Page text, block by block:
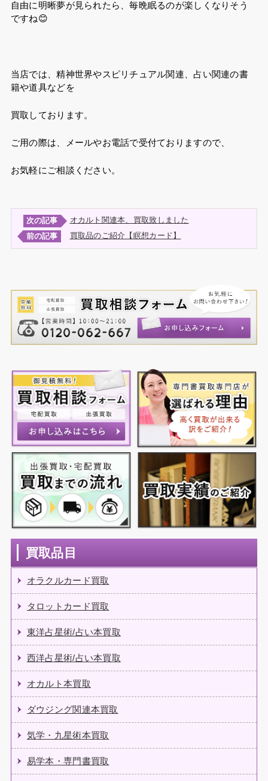
自由に明晰夢が見られたら、毎晩眠るのが楽しくなりそう
ですね😊
当店では、精神世界やスピリチュアル関連、占い関連の書
籍や道具などを
買取しております。
ご用の際は、メールやお電話で受付ておりますので、
お気軽にご相談ください。
次の記事
オカルト関連本、買取致しました
前の記事
買取品のご紹介【瞑想カード】
買取品目
オラクルカード買取
タロットカード買取
東洋占星術/占い本買取
西洋占星術/占い本買取
オカルト本買取
ダウジング関連本買取
気学・九星術本買取
易学本・専門書買取